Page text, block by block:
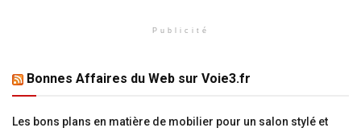
Publicité
Bonnes Affaires du Web sur Voie3.fr
Les bons plans en matière de mobilier pour un salon stylé et